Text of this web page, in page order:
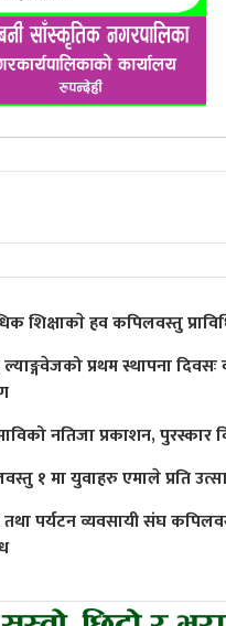
शिक्षाकाे हव कपिलवस्तु
ल्याङ्गवेजको प्रथम स्थापना
नतिजा प्रकाशन,
१ मा युवाहरु एमाले प्रति
पर्यटन व्यवसायी संघ